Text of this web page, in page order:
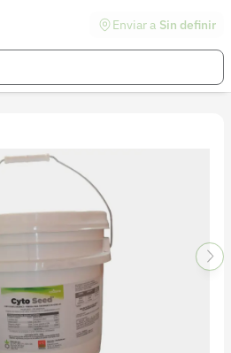
Enviar a Sin definir